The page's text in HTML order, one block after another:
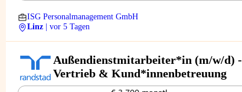
ISG Personalmanagement GmbH
Linz
| vor 5 Tagen
Außendienstmitarbeiter*in (m/w/d) -
Vertrieb & Kund*innenbetreuung